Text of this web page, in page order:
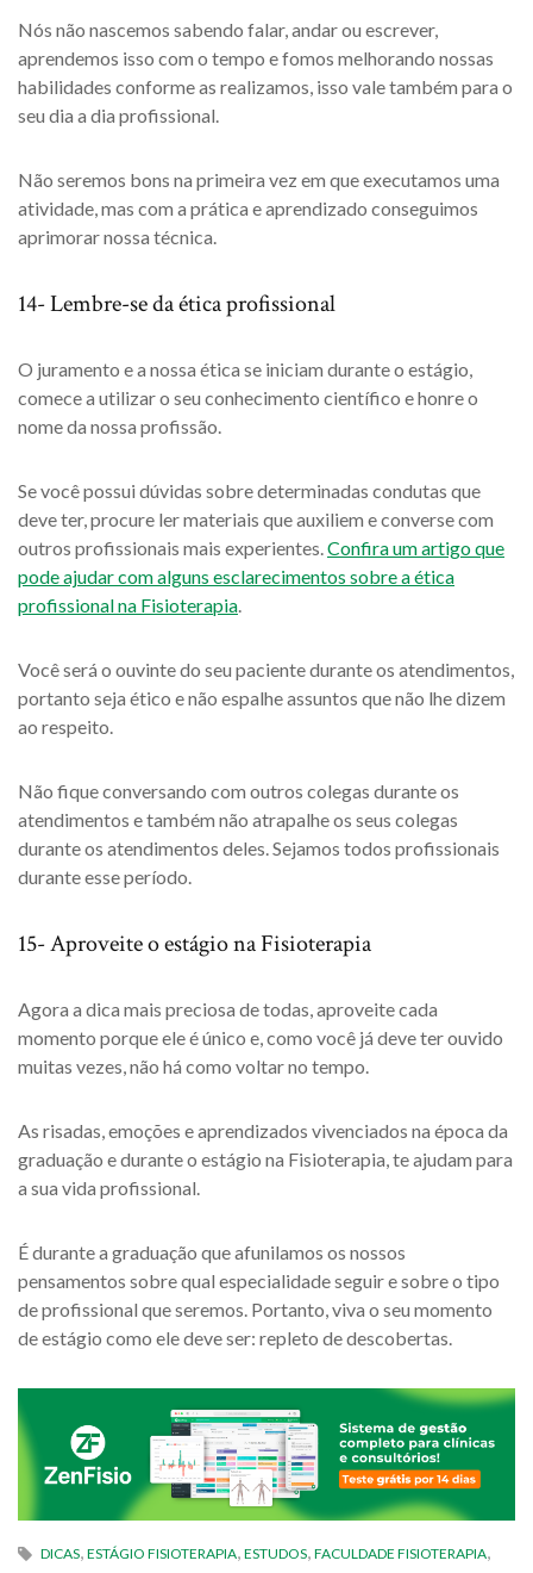
Nós não nascemos sabendo falar, andar ou escrever,
aprendemos isso com o tempo e fomos melhorando nossas
habilidades conforme as realizamos, isso vale também para o
seu dia a dia profissional.
Não seremos bons na primeira vez em que executamos uma
atividade, mas com a prática e aprendizado conseguimos
aprimorar nossa técnica.
14- Lembre-se da ética profissional
O juramento e a nossa ética se iniciam durante o estágio,
comece a utilizar o seu conhecimento científico e honre o
nome da nossa profissão.
Se você possui dúvidas sobre determinadas condutas que
deve ter, procure ler materiais que auxiliem e converse com
outros profissionais mais experientes.Confira um artigo que
pode ajudar com alguns esclarecimentos sobre a ética
profissional na Fisioterapia.
Você será o ouvinte do seu paciente durante os atendimentos,
portanto seja ético e não espalhe assuntos que não lhe dizem
ao respeito.
Não fique conversando com outros colegas durante os
atendimentos e também não atrapalhe os seus colegas
durante os atendimentos deles. Sejamos todos profissionais
durante esse período.
15- Aproveite o estágio na Fisioterapia
Agora a dica mais preciosa de todas, aproveite cada
momento porque ele é único e, como você já deve ter ouvido
muitas vezes, não há como voltar no tempo.
As risadas, emoções e aprendizados vivenciados na época da
graduação e durante o estágio na Fisioterapia, te ajudam para
a sua vida profissional.
É durante a graduação que afunilamos os nossos
pensamentos sobre qual especialidade seguir e sobre o tipo
de profissional que seremos. Portanto, viva o seu momento
de estágio como ele deve ser: repleto de descobertas.
DICAS ESTÁGIO FISIOTERAPIA ESTUDOS FACULDADE FISIOTERAPIA